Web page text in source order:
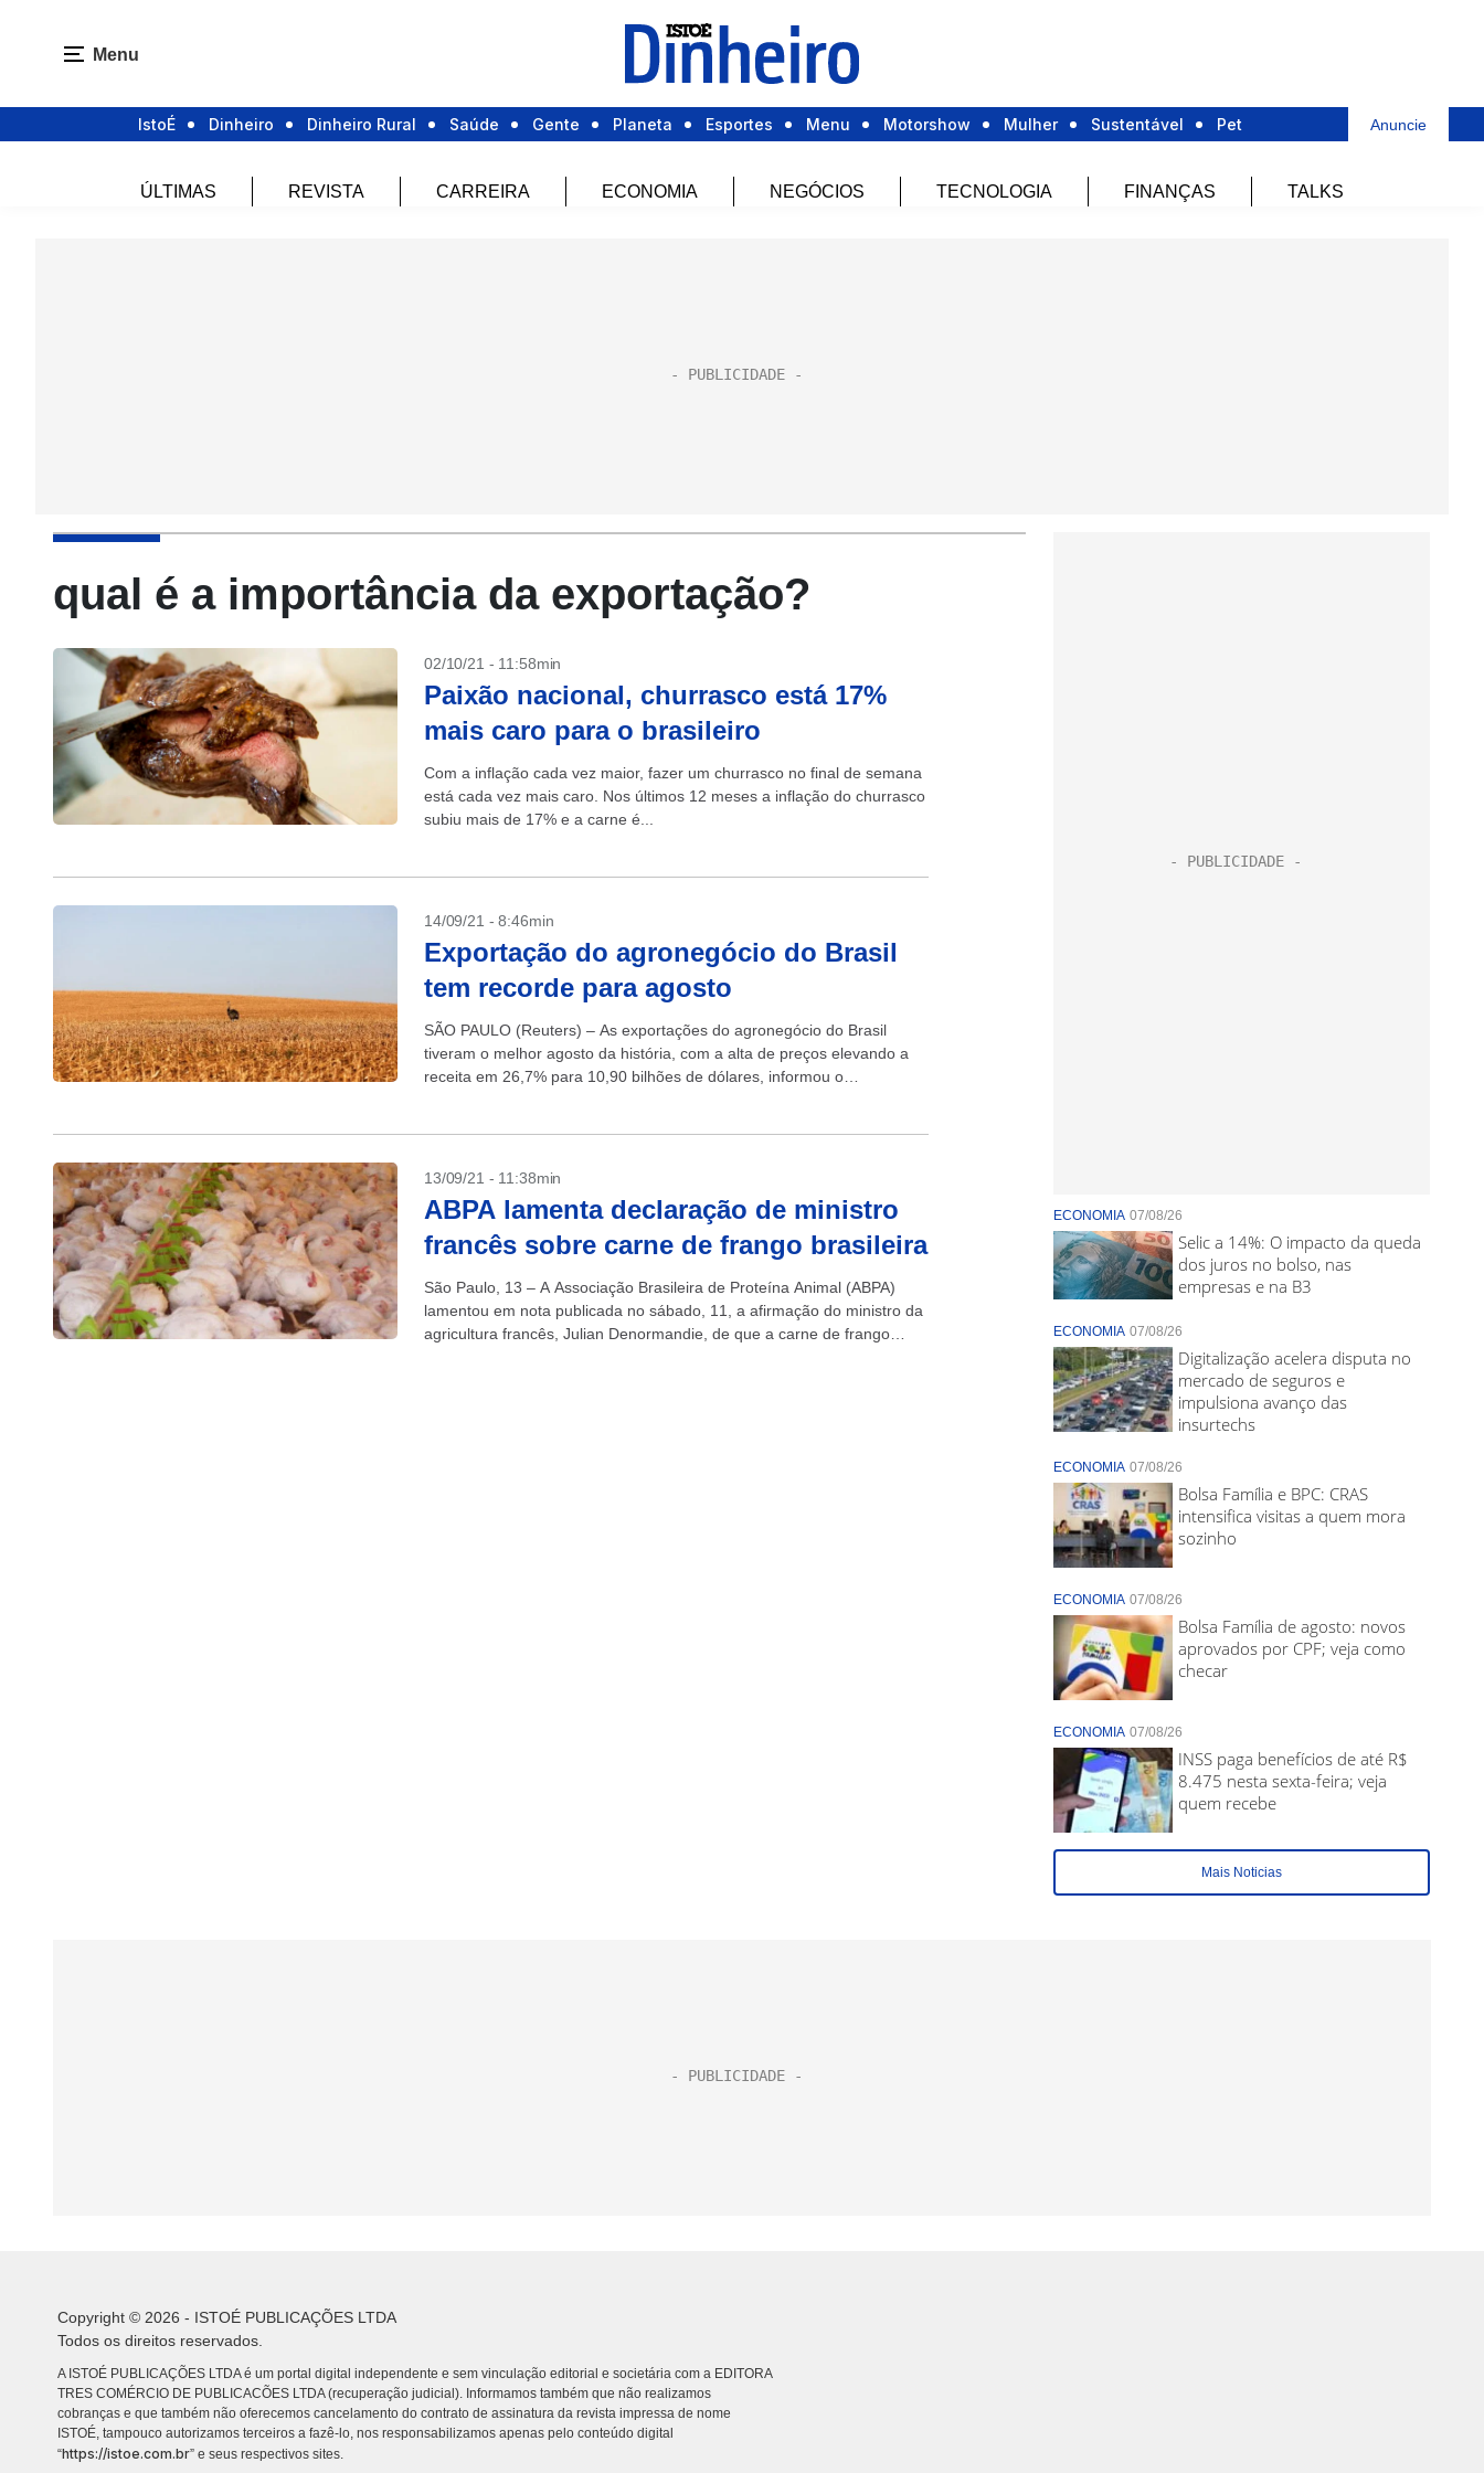
Menu
IstoÉ Dinheiro Dinheiro Rural Saúde Gente Planeta Esportes Menu Motorshow Mulher Sustentável Pet Anuncie
ÚLTIMAS REVISTA CARREIRA ECONOMIA NEGÓCIOS TECNOLOGIA FINANÇAS TALKS
qual é a importância da exportação?
02/10/21 - 11:58min
Paixão nacional, churrasco está 17%
mais caro para o brasileiro
Com a inflação cada vez maior, fazer um churrasco no final de semana
está cada vez mais caro. Nos últimos 12 meses a inflação do churrasco
subiu mais de 17% e a carne é...
14/09/21 - 8:46min
Exportação do agronegócio do Brasil
tem recorde para agosto
SÃO PAULO (Reuters) – As exportações do agronegócio do Brasil
tiveram o melhor agosto da história, com a alta de preços elevando a
receita em 26,7% para 10,90 bilhões de dólares, informou o
13/09/21 - 11:38min
ABPA lamenta declaração de ministro
francês sobre carne de frango brasileira
São Paulo, 13 – A Associação Brasileira de Proteína Animal (ABPA)
lamentou em nota publicada no sábado, 11, a afirmação do ministro da
agricultura francês, Julian Denormandie, de que a carne de frango
ECONOMIA 07/08/26
Selic a 14%: O impacto da queda
dos juros no bolso, nas
empresas e na B3
ECONOMIA 07/08/26
Digitalização acelera disputa no
mercado de seguros e
impulsiona avanço das
insurtechs
ECONOMIA 07/08/26
Bolsa Família e BPC: CRAS
intensifica visitas a quem mora
sozinho
ECONOMIA 07/08/26
Bolsa Família de agosto: novos
aprovados por CPF; veja como
checar
ECONOMIA 07/08/26
INSS paga benefícios de até R$
8.475 nesta sexta-feira; veja
quem recebe
Mais Noticias
Copyright © 2026 - ISTOÉ PUBLICAÇÕES LTDA
Todos os direitos reservados.
A ISTOÉ PUBLICAÇÕES LTDA é um portal digital independente e sem vinculação editorial e societária com a EDITORA
TRES COMÉRCIO DE PUBLICACÕES LTDA (recuperação judicial). Informamos também que não realizamos
cobranças e que também não oferecemos cancelamento do contrato de assinatura da revista impressa de nome
ISTOÉ, tampouco autorizamos terceiros a fazê-lo, nos responsabilizamos apenas pelo conteúdo digital
“https://istoe.com.br” e seus respectivos sites.